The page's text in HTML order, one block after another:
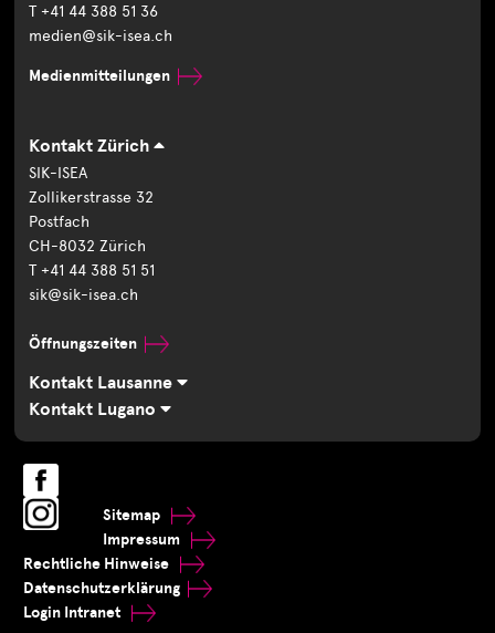
T +41 44 388 51 36
medien@sik-isea.ch
Medienmitteilungen
Kontakt Zürich
SIK-ISEA
Zollikerstrasse 32
Postfach
CH-8032 Zürich
T +41 44 388 51 51
sik@sik-isea.ch
Öffnungszeiten
Kontakt Lausanne
Kontakt Lugano
Sitemap
Impressum
Rechtliche Hinweise
Datenschutzerklärung
Login Intranet